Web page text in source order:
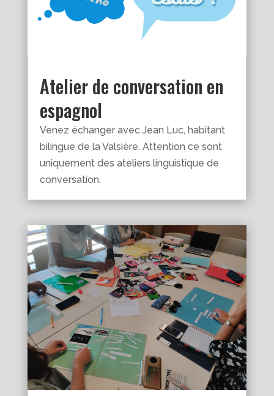
Atelier de conversation en
espagnol
Venez échanger avec Jean Luc, habitant
bilingue de la Valsière. Attention ce sont
uniquement des ateliers linguistique de
conversation.